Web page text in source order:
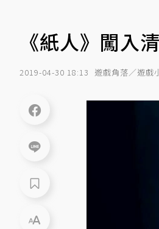
《紙人》闖
2019-04-30 18:13 遊戲角落／遊戲